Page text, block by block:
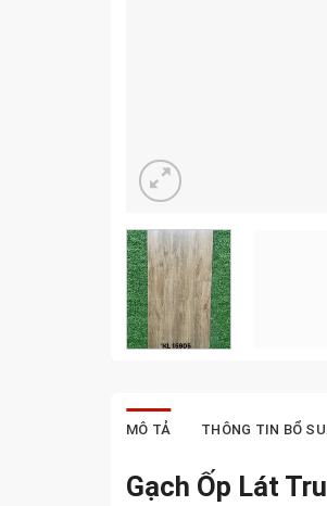
MÔ TẢ THÔNG TIN BỔ
Gạch Ốp Lát